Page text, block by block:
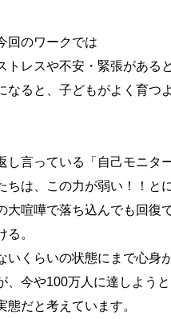
回のワークでは
トレスや不安・緊張がある
なると、子どもがよく育つ
し言っている「自己モニタ
ちは、この力が弱い！！と
大喧嘩で落ち込んでも回復
る。
いくらいの状態にまで心身
、今や100万人に達しよう
態だと考えています。